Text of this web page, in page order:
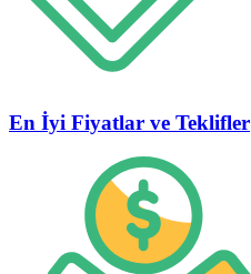
En İyi Fiyatlar ve Teklifler